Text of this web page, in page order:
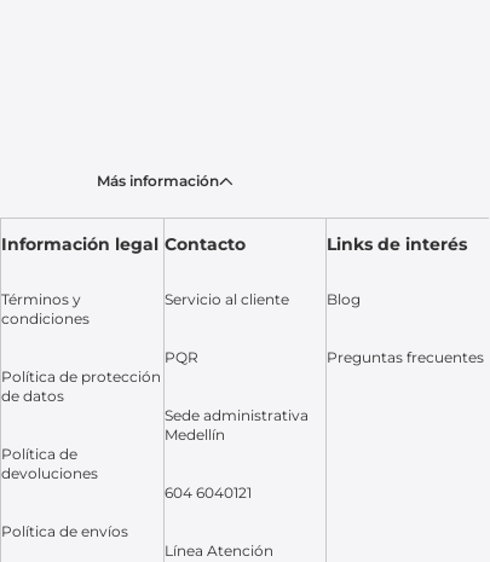
Más información
Información legal
Términos y
condiciones
Política de protección
de datos
Política de
devoluciones
Política de envíos
Contacto
Servicio al cliente
PQR
Sede administrativa
Medellín
604 6040121
Línea Atención
Links de interés
Blog
Preguntas frecuentes